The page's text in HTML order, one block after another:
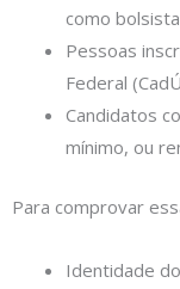
como
Pessoas
Federal
Candidatos
mínimo, ou
Para comprovar
Identidade